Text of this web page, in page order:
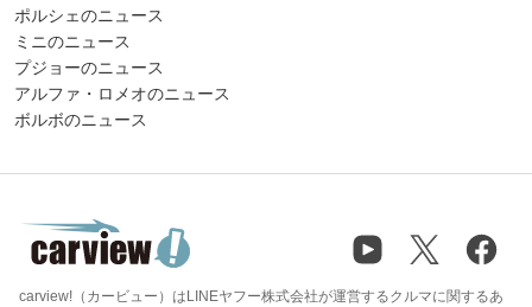
ポルシェのニュース
ミニのニュース
プジョーのニュース
アルファ・ロメオのニュース
ボルボのニュース
carview!（カービュー）はLINEヤフー株式会社が運営するクルマに関するあ